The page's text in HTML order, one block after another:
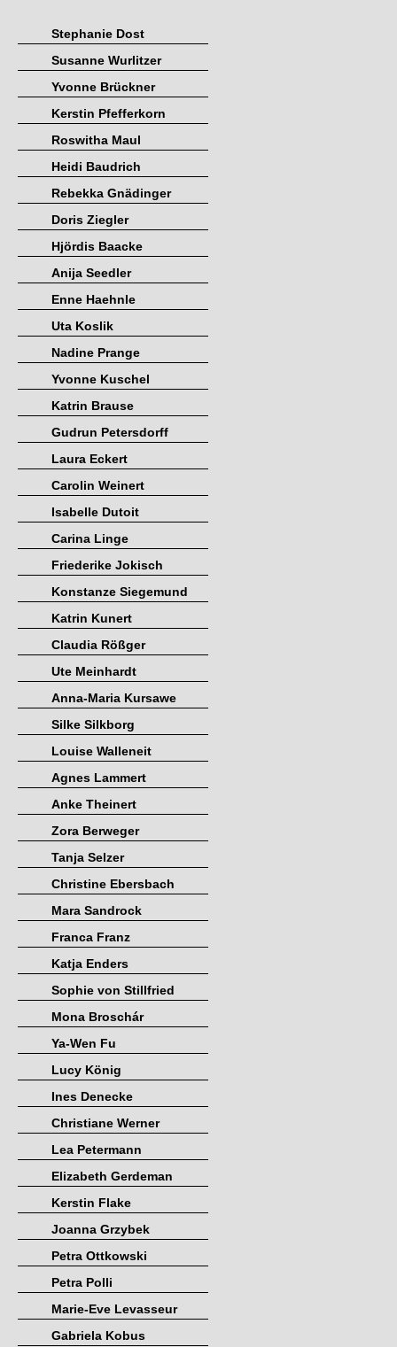
Stephanie Dost
Susanne Wurlitzer
Yvonne Brückner
Kerstin Pfefferkorn
Roswitha Maul
Heidi Baudrich
Rebekka Gnädinger
Doris Ziegler
Hjördis Baacke
Anija Seedler
Enne Haehnle
Uta Koslik
Nadine Prange
Yvonne Kuschel
Katrin Brause
Gudrun Petersdorff
Laura Eckert
Carolin Weinert
Isabelle Dutoit
Carina Linge
Friederike Jokisch
Konstanze Siegemund
Katrin Kunert
Claudia Rößger
Ute Meinhardt
Anna-Maria Kursawe
Silke Silkborg
Louise Walleneit
Agnes Lammert
Anke Theinert
Zora Berweger
Tanja Selzer
Christine Ebersbach
Mara Sandrock
Franca Franz
Katja Enders
Sophie von Stillfried
Mona Broschár
Ya-Wen Fu
Lucy König
Ines Denecke
Christiane Werner
Lea Petermann
Elizabeth Gerdeman
Kerstin Flake
Joanna Grzybek
Petra Ottkowski
Petra Polli
Marie-Eve Levasseur
Gabriela Kobus